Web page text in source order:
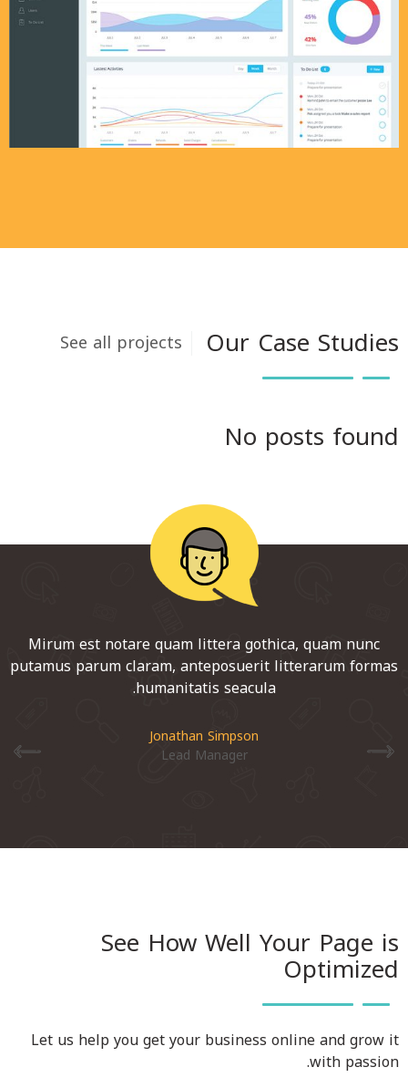
Our Case Studies
See all projects
No posts found
Mirum est notare quam littera gothica, quam nunc
putamus parum claram, anteposuerit litterarum formas
humanitatis seacula.
Jonathan Simpson
Lead Manager
See How Well Your Page is
Optimized
Let us help you get your business online and grow it
with passion.